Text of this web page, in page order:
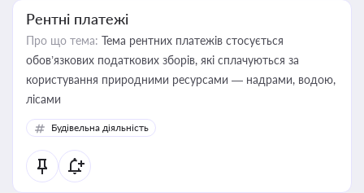
Рентні платежі
Про що тема: Тема рентних платежів стосується
обов’язкових податкових зборів, які сплачуються за
користування природними ресурсами — надрами, водою,
лісами
Будівельна діяльність